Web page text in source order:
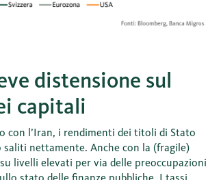
distensione sul
capitali
con l’Iran, i rendimenti dei titoli di Stato
saliti nettamente. Anche con la (fragile)
livelli elevati per via delle preoccupazioni